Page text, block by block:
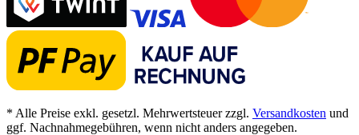
* Alle Preise exkl. gesetzl. Mehrwertsteuer zzgl. Versandkosten und
ggf. Nachnahmegebühren, wenn nicht anders angegeben.